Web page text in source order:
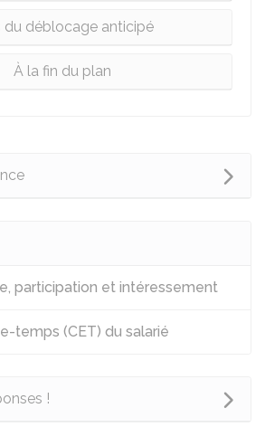
du déblocage anticipé
À la fin du plan
participation et intéressement
temps (CET) du salarié
!